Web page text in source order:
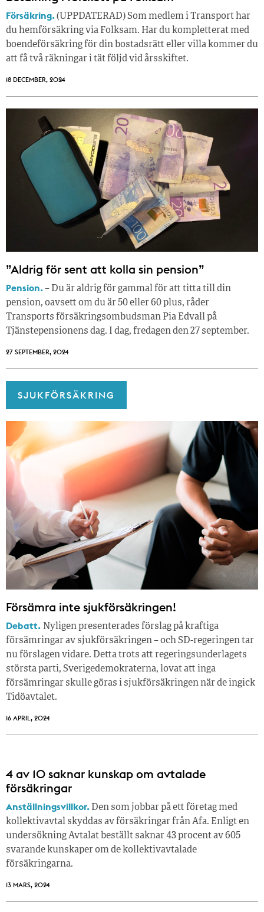
Försäkring.(UPPDATERAD) Som medlem i Transport har
du hemförsäkring via Folksam. Har du kompletterat med
boendeförsäkring för din bostadsrätt eller villa kommer du
att få två räkningar i tät följd vid årsskiftet.
18 DECEMBER, 2024
”Aldrig för sent att kolla sin pension”
Pension.– Du är aldrig för gammal för att titta till din
pension, oavsett om du är 50 eller 60 plus, råder
Transports försäkringsombudsman Pia Edvall på
Tjänstepensionens dag. I dag, fredagen den 27 september.
27 SEPTEMBER, 2024
SJUKFÖRSÄKRING
Försämra inte sjukförsäkringen!
Debatt. Nyligen presenterades förslag på kraftiga
försämringar av sjukförsäkringen – och SD-regeringen tar
nu förslagen vidare. Detta trots att regeringsunderlagets
största parti, Sverigedemokraterna, lovat att inga
försämringar skulle göras i sjukförsäkringen när de ingick
Tidöavtalet.
16 APRIL, 2024
4 av 10 saknar kunskap om avtalade
försäkringar
Anställningsvillkor. Den som jobbar på ett företag med
kollektivavtal skyddas av försäkringar från Afa. Enligt en
undersökning Avtalat beställt saknar 43 procent av 605
svarande kunskaper om de kollektivavtalade
försäkringarna.
13 MARS, 2024